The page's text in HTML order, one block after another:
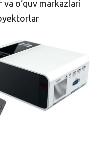
va o‘quv markazlari